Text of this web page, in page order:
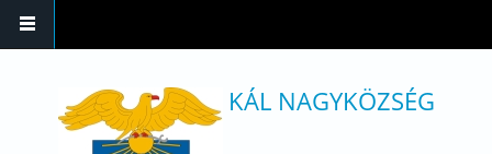
KÁL NAGYKÖZSÉG